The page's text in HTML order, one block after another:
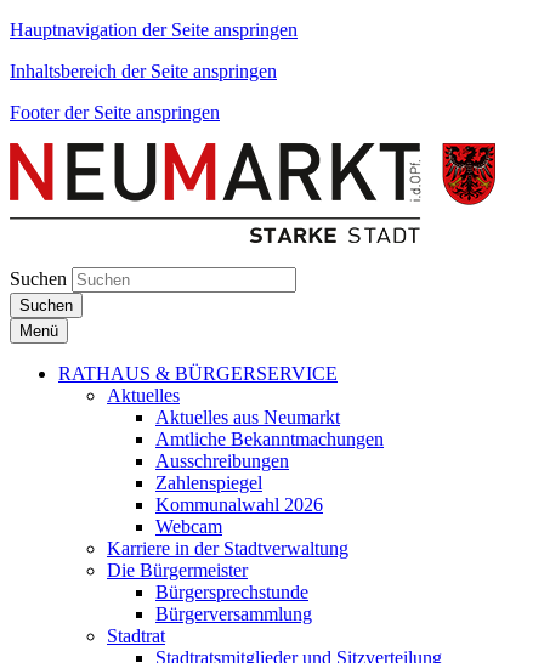
Hauptnavigation der Seite anspringen
Inhaltsbereich der Seite anspringen
Footer der Seite anspringen
Suchen
Suchen
Menü
RATHAUS & BÜRGERSERVICE
Aktuelles
Aktuelles aus Neumarkt
Amtliche Bekanntmachungen
Ausschreibungen
Zahlenspiegel
Kommunalwahl 2026
Webcam
Karriere in der Stadtverwaltung
Die Bürgermeister
Bürgersprechstunde
Bürgerversammlung
Stadtrat
Stadtratsmitglieder und Sitzverteilung